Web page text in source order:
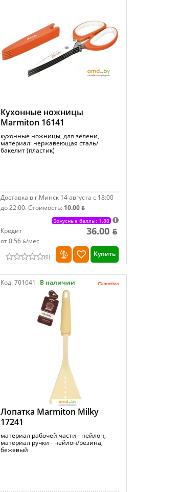
Кухонные ножницы
Marmiton 16141
кухонные ножницы, для зелени,
материал: нержавеющая сталь/
бакелит (пластик)
Доставка в г.Минск 14 августа с 18:00
до 22:00.Стоимость: 10.00 ƃ
Бонусные баллы: 1.80
Кредит
от 0.56 ƃ/мec
36.00 ƃ
(0) Купить
Код:701641 В наличии
Лопатка Marmiton Milky
17241
материал рабочей части - нейлон,
материал ручки - нейлон/резина,
бежевый